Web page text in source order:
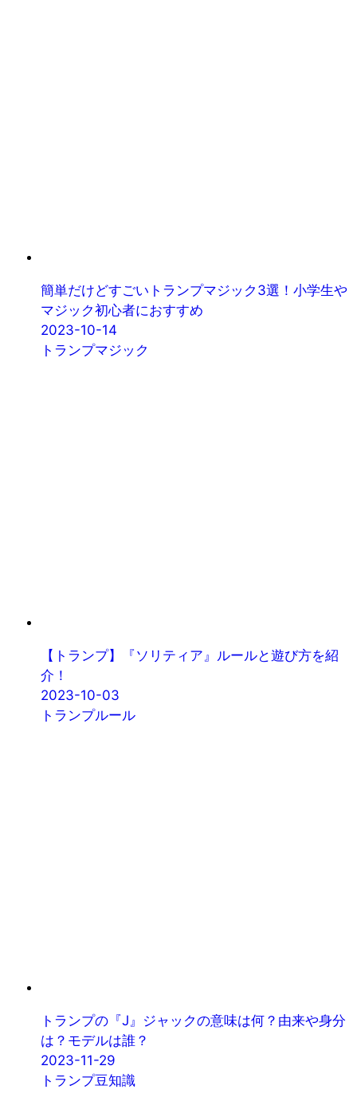
簡単だけどすごいトランプマジック3選！小学生や
マジック初心者におすすめ
2023-10-14
トランプマジック
【トランプ】『ソリティア』ルールと遊び方を紹
介！
2023-10-03
トランプルール
トランプの『J』ジャックの意味は何？由来や身分
は？モデルは誰？
2023-11-29
トランプ豆知識